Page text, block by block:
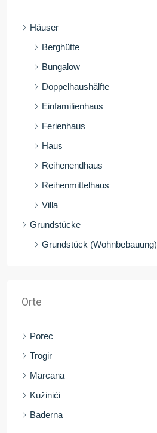
Häuser
Berghütte
Bungalow
Doppelhaushälfte
Einfamilienhaus
Ferienhaus
Haus
Reihenendhaus
Reihenmittelhaus
Villa
Grundstücke
Grundstück (Wohnbebauung)
Orte
Porec
Trogir
Marcana
Kužinići
Baderna